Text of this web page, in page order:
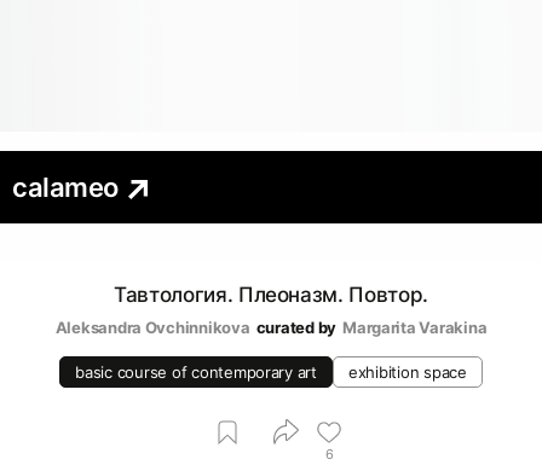
calameo
Тавтология. Плеоназм. Повтор.
Aleksandra Ovchinnikova curated by Margarita Varakina
basic course of contemporary art exhibition space
6